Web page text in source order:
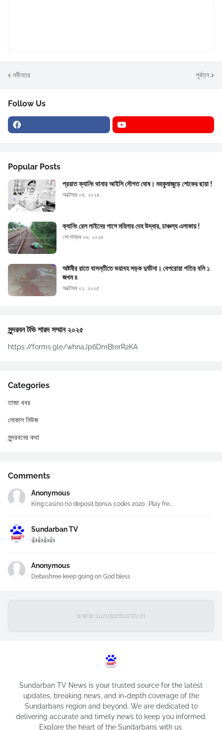
নবীনতর পূর্বতন
Follow Us
Popular Posts
প্রয়াত ক্যানিং থানার আইসি সৌগত ঘোষ। মহকুমাজুড়ে শোকের ছায়া !
অক্টোবর ০৪, ২০২৫
ক্যানিং রেল লাইনের পাশে মহিলার দেহ উদ্ধার, চাঞ্চল্য এলাকায় !
সেপ্টেম্বর ০৬, ২০২৫
অষ্টমীর রাতে বাসন্তীতে ভয়াবহ সড়ক দুর্ঘটনা। বেপরোয়া গতির বলি ১
জখম ৪
অক্টোবর ০১, ২০২৫
সুন্দরবন টভি শারদ সম্মান ২০২৫
https://forms.gle/whnaJp6DmBterR2KA
Categories
তাজা খবর
লোকাল নিউজ
সুন্দরবনের কথা
Comments
Anonymous
King casino no deposit bonus codes 2020 : Play fre...
Sundarban TV
👍👍👍👍
Anonymous
Debashree keep going on God bless
www.sundarbantv.in
Sundarban TV News is your trusted source for the latest
updates, breaking news, and in-depth coverage of the
Sundarbans region and beyond. We are dedicated to
delivering accurate and timely news to keep you informed.
Explore the heart of the Sundarbans with us.